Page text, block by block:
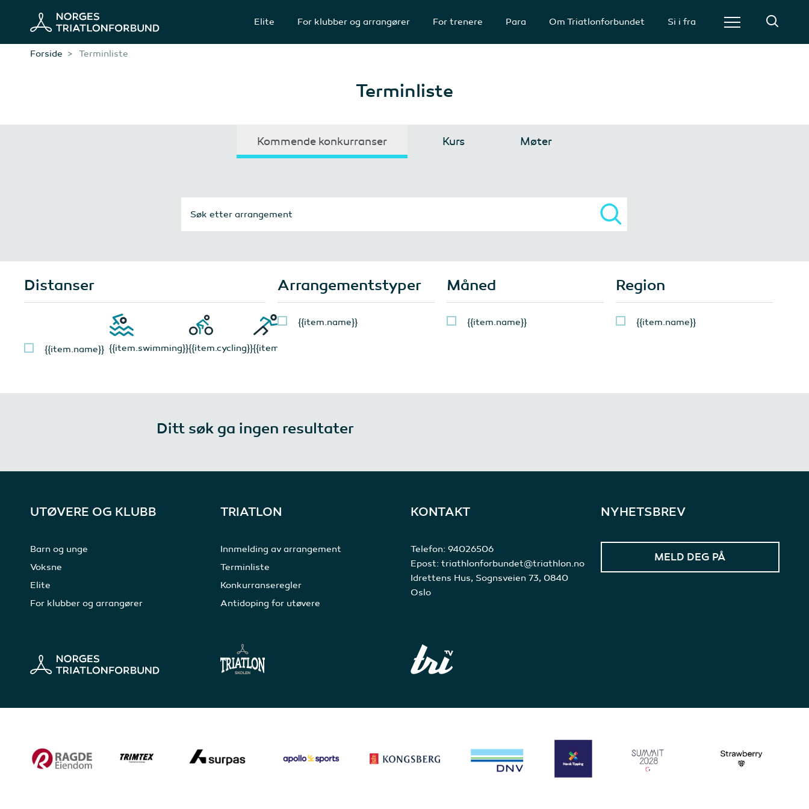
Elite For klubber og arrangører For trenere Para Om Triatlonforbundet Si i fra
Forside Terminliste
Terminliste
Kommende konkurranser Kurs Møter
Distanser
{{item.name}} {{item.swimming}}{{item.cycling}}{{item.running}}
Arrangementstyper
{{item.name}}
Måned
{{item.name}}
Region
{{item.name}}
Ditt søk ga ingen resultater
UTØVERE OG KLUBB
Barn og unge
Voksne
Elite
For klubber og arrangører
TRIATLON
Innmelding av arrangement
Terminliste
Konkurranseregler
Antidoping for utøvere
KONTAKT
Telefon: 94026506
Epost: triathlonforbundet@triathlon.no
Idrettens Hus, Sognsveien 73, 0840
Oslo
NYHETSBREV